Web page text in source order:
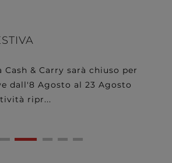
SITO
che volevamo rinnovare la
e dopo il logo, non poteva
sito, fresco e vivace con